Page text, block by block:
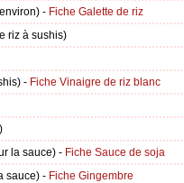
- Fiche Galette de riz
riz à sushis)
- Fiche Vinaigre de riz blanc
la sauce) - Fiche Sauce de soja
sauce) - Fiche Gingembre